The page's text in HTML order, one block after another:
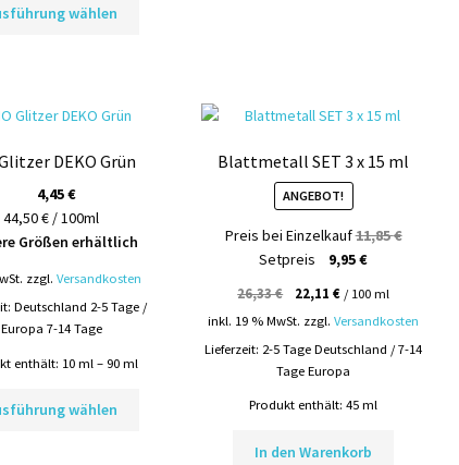
wählen
gewählt
werden
DEKO Grün
4,45€
44,50 € / 100ml
Größen erhältlich
zzgl. Versandkosten
Deutschland 2-5 Tage /
Europa 7-14 Tage
enthält: 10ml – 90 ml
wählen
Blattmetall SET 3 x 15 ml
ANGEBOT!
Preis bei Einzelkauf11,85€
Setpreis 9,95€Aktueller
9,95 €.
26,33€ 22,11 € / 100 ml
inkl. 19 % MwSt. zzgl.Versandkosten
Lieferzeit: 2-5 Tage Deutschland / 7-14
Tage Europa
Produkt enthält: 45ml
In den Warenkorb